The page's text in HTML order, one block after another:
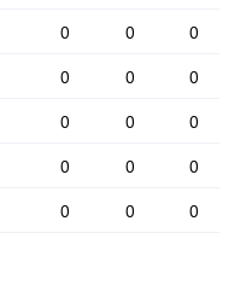
0 0 0
0 0 0
0 0 0
0 0 0
0 0 0